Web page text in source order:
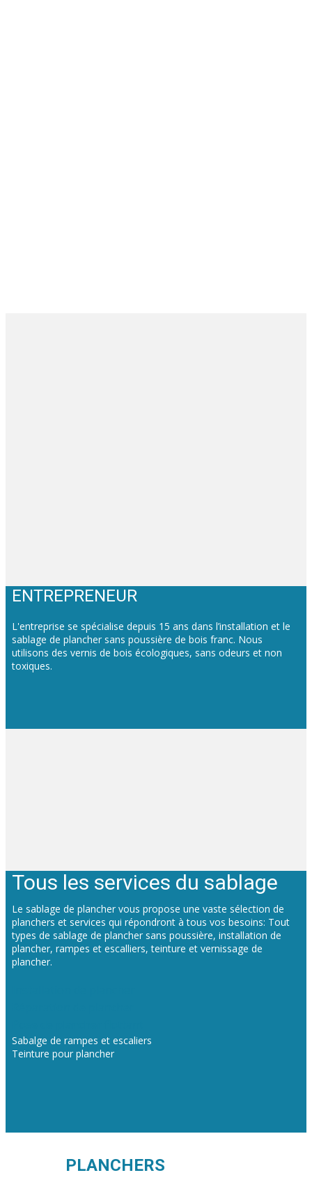
ENTREPRENEUR
L'entreprise se spécialise depuis 15 ans dans l’installation et le
sablage de plancher sans poussière de bois franc. Nous
utilisons des vernis de bois écologiques, sans odeurs et non
toxiques.
Tous les services du sablage
Le sablage de plancher vous propose une vaste sélection de
planchers et services qui répondront à tous vos besoins: Tout
types de sablage de plancher sans poussière, installation de
plancher, rampes et escalliers, teinture et vernissage de
plancher.
Sabalge de rampes et escaliers
Teinture pour plancher
PLANCHERS